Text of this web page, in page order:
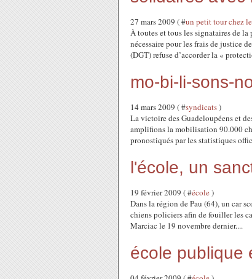
27 mars 2009 ( #un petit tour chez
À toutes et tous les signataires de
nécessaire pour les frais de justice
(DGT) refuse d’accorder la «
mo-bi-li-sons-
14 mars 2009 ( #syndicats)
La victoire des Guadeloupéens et
amplifions la mobilisation 90.000
pronostiqués par les statistiques
l'école, un
19 février 2009 ( #école)
Dans la région de Pau (64), un car
chiens policiers afin de fouiller les
Marciac le 19 novembre dernier....
école publique